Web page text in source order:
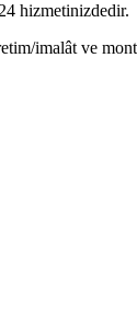
hizmetinizdedir.
imalât ve